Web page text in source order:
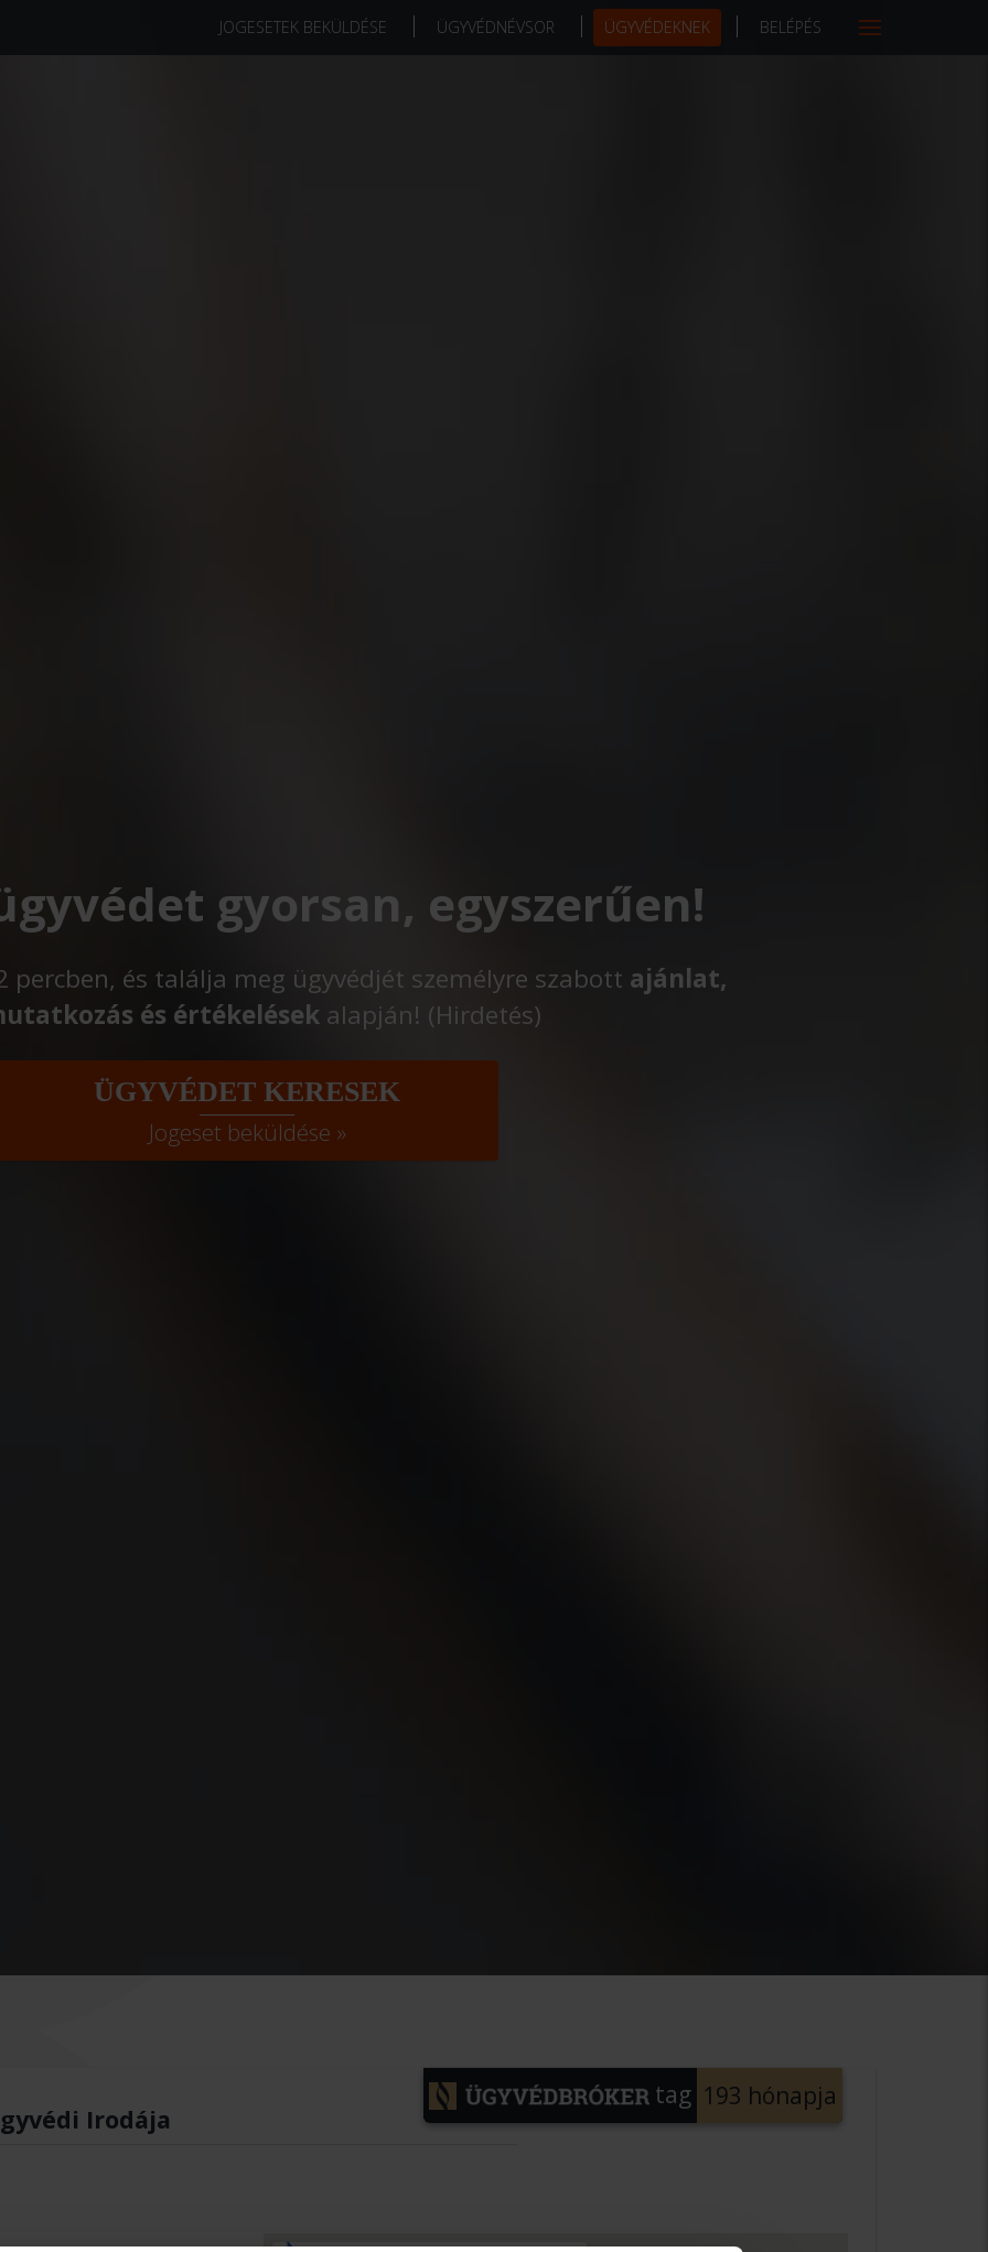
JOGESETEK BEKÜLDÉSE ÜGYVÉDNÉVSOR ÜGYVÉDEKNEK BELÉPÉS
gyorsan, egyszerűen!
percben, és találja meg ügyvédjét személyre szabott ajánlat,
és értékelések alapján! (Hirdetés)
ÜGYVÉDET KERESEK
Jogeset beküldése »
tag 193 hónapja
Irodája